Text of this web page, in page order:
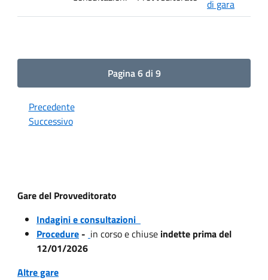
di gara
Pagina 6 di 9
Precedente
Successivo
Gare del Provveditorato
Indagini e consultazioni
Procedure- in corso e chiuse indette prima del
12/01/2026
Altre gare